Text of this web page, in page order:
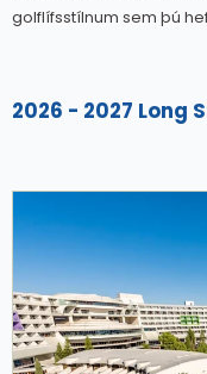
golflífsstílnum sem þú
2026 - 2027 Long